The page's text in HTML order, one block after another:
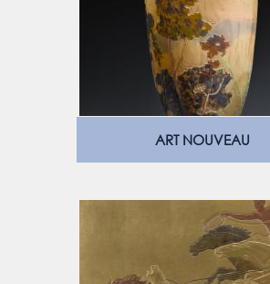
ART NOUVEAU